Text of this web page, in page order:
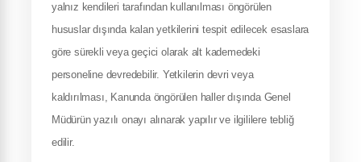
yalnız kendileri tarafından kullanılması öngörülen
hususlar dışında kalan yetkilerini tespit edilecek esaslara
göre sürekli veya geçici olarak alt kademedeki
personeline devredebilir. Yetkilerin devri veya
kaldırılması, Kanunda öngörülen haller dışında Genel
Müdürün yazılı onayı alınarak yapılır ve ilgililere tebliğ
edilir.